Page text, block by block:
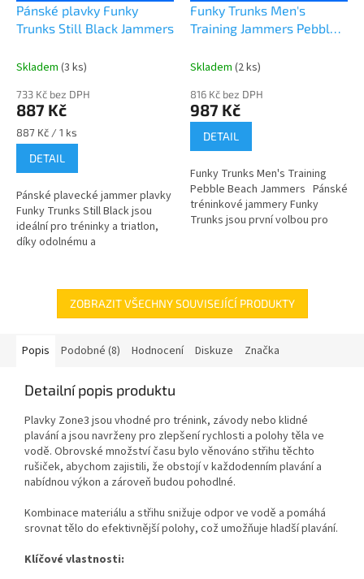
Pánské plavky Funky
Trunks Still Black Jammers
Skladem (3 ks)
733 Kč bez DPH
887 Kč
Měrná
cena:
887 Kč / 1 ks
DETAIL
Pánské plavecké jammer plavky
Funky Trunks Still Black jsou
ideální pro tréninky a triatlon,
díky odolnému a
plochým švem...
Funky Trunks Men's
Training Jammers Pebble
Skladem (2 ks)
816 Kč bez DPH
987 Kč
DETAIL
Funky Trunks Men's Training
Pebble Beach Jammers Pánské
tréninkové jammery Funky
Trunks jsou první volbou pro
ZOBRAZIT VŠECHNY SOUVISEJÍCÍ PRODUKTY
Popis Podobné (8) Hodnocení Diskuze Značka
Detailní popis produktu
Plavky Zone3 jsou vhodné pro trénink, závody nebo klidné
plavání a jsou navrženy pro zlepšení rychlosti a polohy těla ve
vodě. Obrovské množství času bylo věnováno střihu těchto
rušiček, abychom zajistili, že obstojí v každodenním plavání a
nabídnou výkon a zároveň budou pohodlné.
Kombinace materiálu a střihu snižuje odpor ve vodě a pomáhá
srovnat tělo do efektivnější polohy, což umožňuje hladší plavání.
Klíčové vlastnosti: